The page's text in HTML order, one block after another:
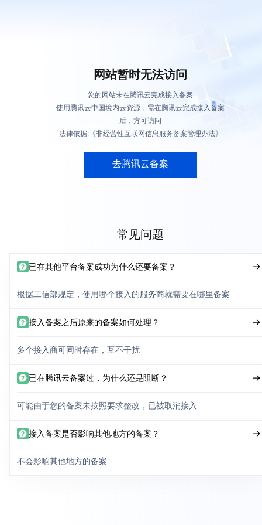
网站暂时无法访问
您的网站未在腾讯云完成接入备案
使用腾讯云中国境内云资源，需在腾讯云完成接入备案
后，方可访问
法律依据:《非经营性互联网信息服务备案管理办法》
去腾讯云备案
常见问题
已在其他平台备案成功为什么还要备案？
根据工信部规定，使用哪个接入的服务商就需要在哪里备案
接入备案之后原来的备案如何处理？
多个接入商可同时存在，互不干扰
已在腾讯云备案过，为什么还是阻断？
可能由于您的备案未按照要求整改，已被取消接入
接入备案是否影响其他地方的备案？
不会影响其他地方的备案